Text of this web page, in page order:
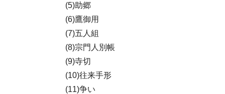
(5)助郷
(6)鷹御用
(7)五人組
(8)宗門人別帳
(9)寺切
(10)往来手形
(11)争い